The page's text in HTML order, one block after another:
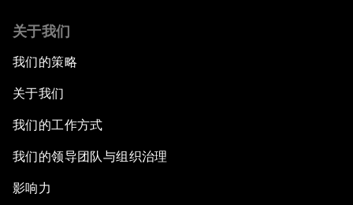
关于我们
我们的策略
关于我们
我们的工作方式
我们的领导团队与组织治理
影响力